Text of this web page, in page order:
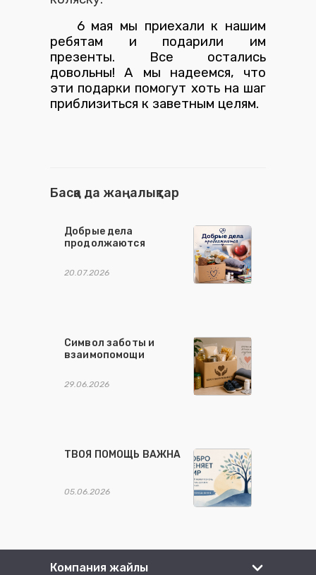
6 мая мы приехали к нашим
ребятам и подарили им
презенты. Все остались
довольны!А мы надеемся, что
эти подарки помогут хоть на шаг
приблизиться к заветным целям.
Басқа да жаңалықтар
Добрые дела
продолжаются
20.07.2026
Символ заботы и
взаимопомощи
29.06.2026
ТВОЯ ПОМОЩЬ ВАЖНА
05.06.2026
Компания жайлы